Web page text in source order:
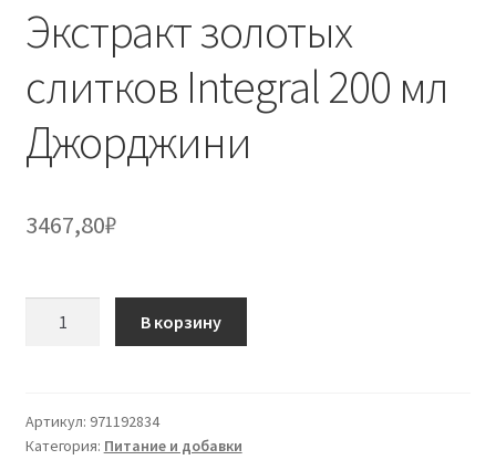
Экстракт золотых
слитков Integral 200 мл
Джорджини
3467,80₽
слитков
Integral
В корзину
Артикул: 971192834
Категория: Питание и добавки